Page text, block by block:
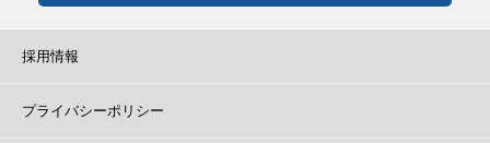
採用情報
プライバシーポリシー